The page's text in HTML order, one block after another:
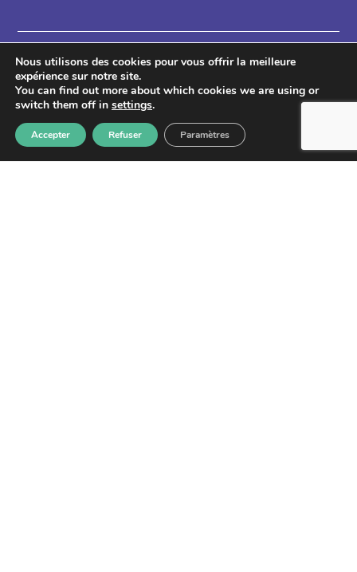
Lettre d'information
Nous utilisons des cookies pour vous offrir la meilleure
expérience sur notre site.
You can find out more about which cookies we are using or
switch them off in settings.
Accepter Refuser Paramètres